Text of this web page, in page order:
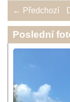
← Předchozí
Poslední